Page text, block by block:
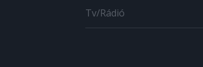
Tv/Rádió